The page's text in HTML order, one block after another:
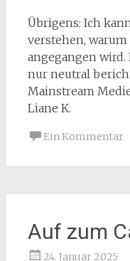
Übrigens: Ich
verstehen,
angegangen
nur neutral
Mainstream
Liane K.
Ein Kommentar
Auf zum
24. Januar 2025